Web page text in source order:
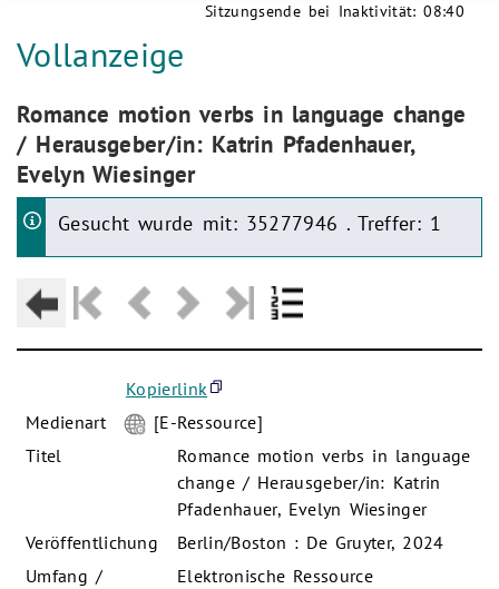
Sitzungsende bei Inaktivität: 08:40
Aktuelle Seite:
Vollanzeige
Aktuelle Seite:
Romance motion verbs in language change
/ Herausgeber/in: Katrin Pfadenhauer,
Evelyn Wiesinger
Gesucht wurde mit: 35277946 . Treffer: 1
Kopierlink
Medienart
[E-Ressource]
Titel
Romance motion verbs in language
change / Herausgeber/in: Katrin
Pfadenhauer, Evelyn Wiesinger
Veröffentlichung
Berlin/Boston : De Gruyter, 2024
Umfang /
Elektronische Ressource